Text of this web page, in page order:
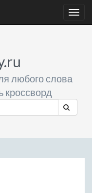
любого слова
кроссворд